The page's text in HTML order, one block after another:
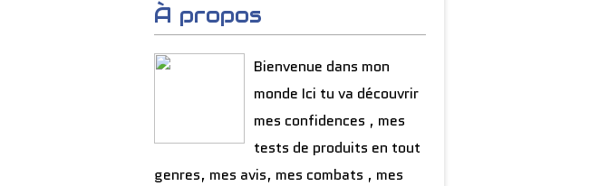
À propos
Bienvenue dans mon
monde Ici tu va découvrir
mes confidences , mes
tests de produits en tout
genres, mes avis, mes combats , mes